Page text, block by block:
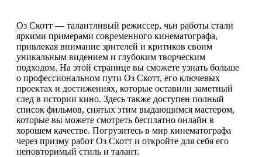
Оз Скотт — талантливый режиссер, чьи работы стали
яркими примерами современного кинематографа,
привлекая внимание зрителей и критиков своим
уникальным видением и глубоким творческим
подходом. На этой странице вы сможете узнать больше
о профессиональном пути Оз Скотт, его ключевых
проектах и достижениях, которые оставили заметный
след в истории кино. Здесь также доступен полный
список фильмов, снятых этим выдающимся мастером,
которые вы можете смотреть бесплатно онлайн в
хорошем качестве. Погрузитесь в мир кинематографа
через призму работ Оз Скотт и откройте для себя его
неповторимый стиль и талант.